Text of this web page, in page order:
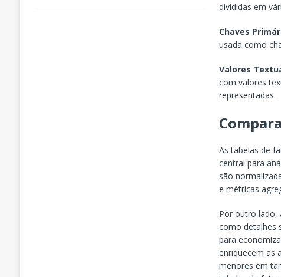
divididas em
Chaves
usada como
Valores
com valores
representadas.
As tabelas de
central para
são
e métricas
Por outro lado,
como detalhes
para
enriquecem as
menores em